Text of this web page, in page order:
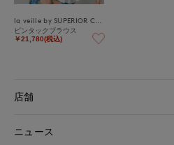
ピンタックブラウス
￥21,780(税込)
店舗
ニュース